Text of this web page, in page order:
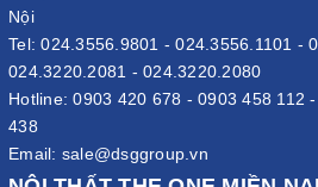
Nội
Tel:024.3556.9801 -024.3556.1101 -
024.3220.2081 - 024.3220.2080
Hotline:0903 420 678 - 0903 458 112 -
438
Email: sale@dsggroup.vn